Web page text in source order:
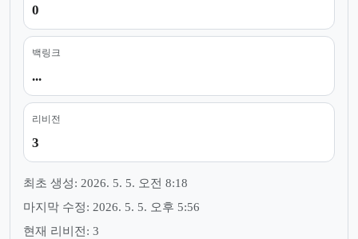
0
백링크
...
리비전
3
최초 생성: 2026. 5. 5. 오전 8:18
마지막 수정: 2026. 5. 5. 오후 5:56
현재 리비전: 3